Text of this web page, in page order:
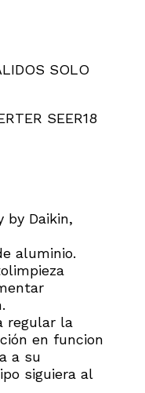
SOLO
SEER18
by Daikin,
aluminio.
regular la
en funcion
a su
siguiera al